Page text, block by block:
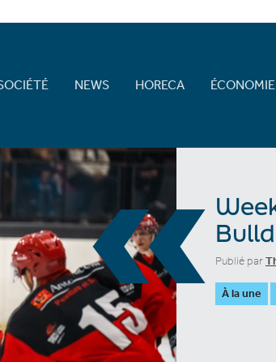
NEWS HORECA ÉCONOMIE
« Publié par
À la une